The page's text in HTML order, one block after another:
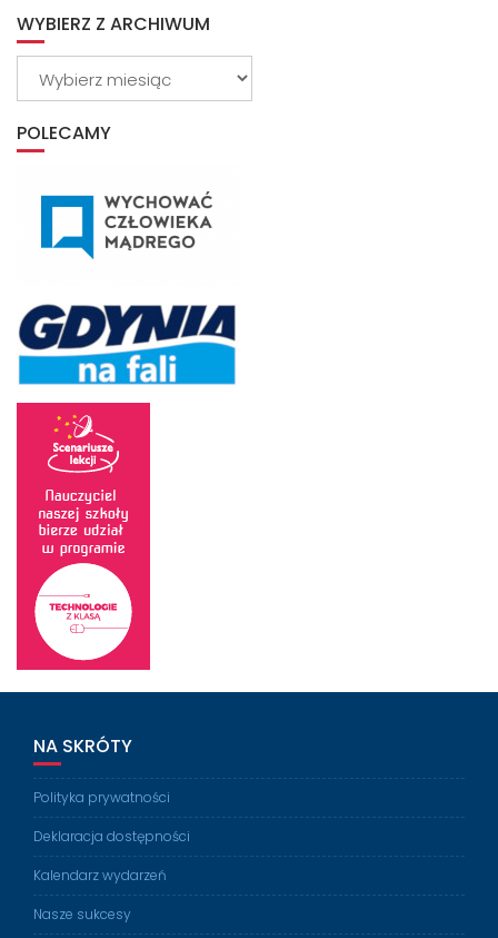
WYBIERZ Z ARCHIWUM
POLECAMY
NA SKRÓTY
Polityka prywatności
Deklaracja dostępności
Kalendarz wydarzeń
Nasze sukcesy